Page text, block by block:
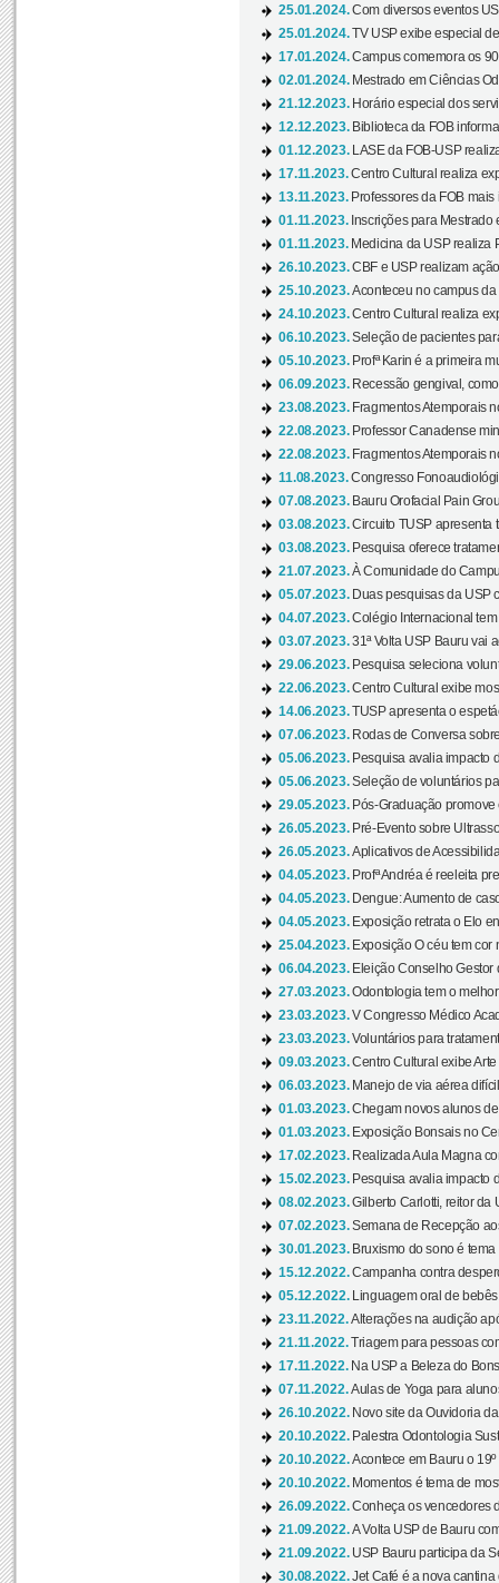
25.01.2024.Com diversos eventos
25.01.2024.TV USP exibe especial
17.01.2024.Campus comemora os
02.01.2024. Mestrado em Ciências
21.12.2023. Horário especial dos
12.12.2023. Biblioteca da FOB
01.12.2023.
LASE da FOB-USP
17.11.2023.Centro Cultural realiza
13.11.2023. Professores da FOB
01.11.2023. Inscrições para
01.11.2023. Medicina da USP realiza
26.10.2023.CBF e USP realizam
25.10.2023.Aconteceu no campus da
24.10.2023.Centro Cultural realiza
06.10.2023.Seleção de pacientes
05.10.2023. Profª Karin é a primeira
06.09.2023. Recessão gengival,
23.08.2023. Fragmentos Atemporais
22.08.2023. Professor Canadense
22.08.2023. Fragmentos Atemporais
11.08.2023.Congresso
07.08.2023. Bauru Orofacial Pain
03.08.2023.Circuito TUSP apresenta
03.08.2023. Pesquisa oferece
21.07.2023.À Comunidade do
05.07.2023. Duas pesquisas da USP
04.07.2023.Colégio Internacional
03.07.2023.31ª Volta USP Bauru vai
29.06.2023. Pesquisa seleciona
22.06.2023.Centro Cultural exibe
14.06.2023.TUSP apresenta o
07.06.2023. Rodas de Conversa
05.06.2023. Pesquisa avalia impacto
05.06.2023.Seleção de voluntários
29.05.2023. Pós-Graduação
26.05.2023. Pré-Evento sobre
26.05.2023.Aplicativos de
04.05.2023. Profª Andréa é reeleita
04.05.2023. Dengue: Aumento de
04.05.2023. Exposição retrata o Elo
25.04.2023. Exposição O céu tem cor
06.04.2023. Eleição Conselho Gestor
27.03.2023.Odontologia tem o
23.03.2023.V Congresso Médico
23.03.2023.Voluntários para
09.03.2023.Centro Cultural exibe
06.03.2023. Manejo de via aérea
01.03.2023.Chegam novos alunos
01.03.2023. Exposição Bonsais no
17.02.2023. Realizada Aula Magna
15.02.2023. Pesquisa avalia impacto
08.02.2023.Gilberto Carlotti, reitor da
07.02.2023.Semana de Recepção
30.01.2023. Bruxismo do sono é
15.12.2022.Campanha contra
05.12.2022.
Linguagem oral de
23.11.2022.Alterações na audição
21.11.2022.Triagem para pessoas
17.11.2022. Na USP a Beleza do
07.11.2022.Aulas de Yoga para
26.10.2022. Novo site da Ouvidoria
20.10.2022. Palestra Odontologia
20.10.2022.Acontece em Bauru o 19º
20.10.2022. Momentos é tema de
26.09.2022.Conheça os vencedores
21.09.2022.A Volta USP de Bauru
21.09.2022. USP Bauru participa da
30.08.2022.Jet Café é a nova